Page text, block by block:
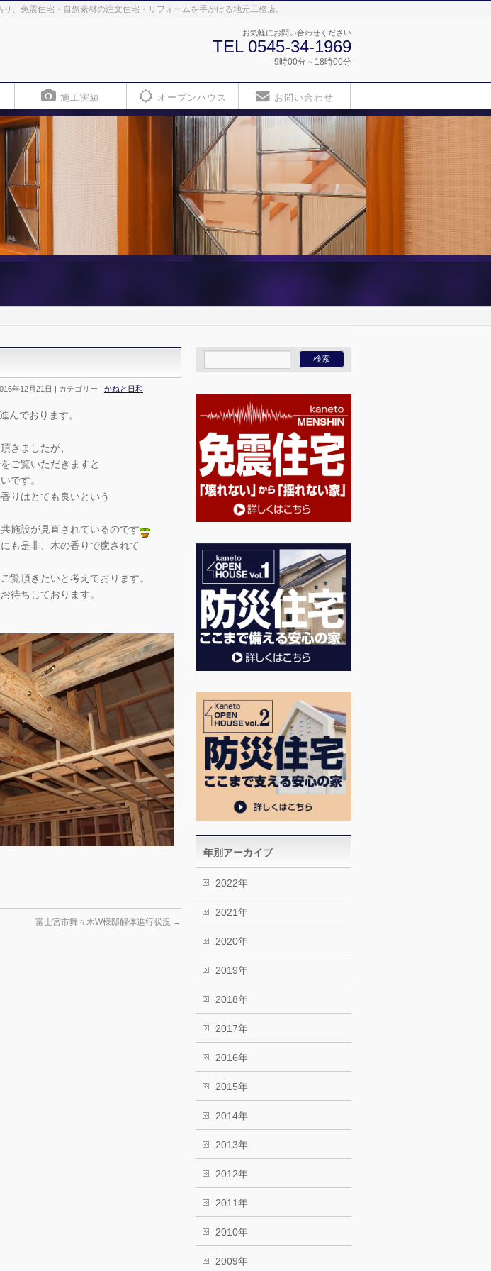
、免震住宅・自然素材の注文住宅・リフォームを手がける地元工務店。
お気軽にお問い合わせください
TEL 0545-34-1969
9時00分～18時00分
施工実績 オープンハウス お問い合わせ
年12月21日 カテゴリー : かねと日和
んでおります。
きましたが、
ご覧いただきますと
です。
りはとても良いという
施設が見直されているのです
も是非、木の香りで癒されて
覧頂きたいと考えております。
待ちしております。
富士宮市舞々木W様邸解体進行状況 →
年別アーカイブ
2022年
2021年
2020年
2019年
2018年
2017年
2016年
2015年
2014年
2013年
2012年
2011年
2010年
2009年